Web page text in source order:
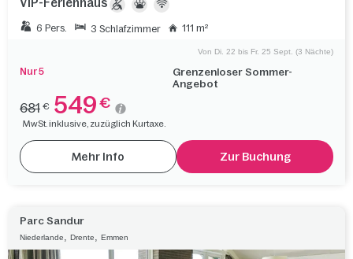
VIP-Ferienhaus
6 Pers. 3 Schlafzimmer 111 m²
Nur 5
Grenzenloser Sommer-
Angebot
Von Di. 22 bis Fr. 25 Sept. (3 Nächte)
681 € 549 €
MwSt. inklusive, zuzüglich Kurtaxe.
Mehr Info Zur Buchung
Parc Sandur
Niederlande, Drente, Emmen